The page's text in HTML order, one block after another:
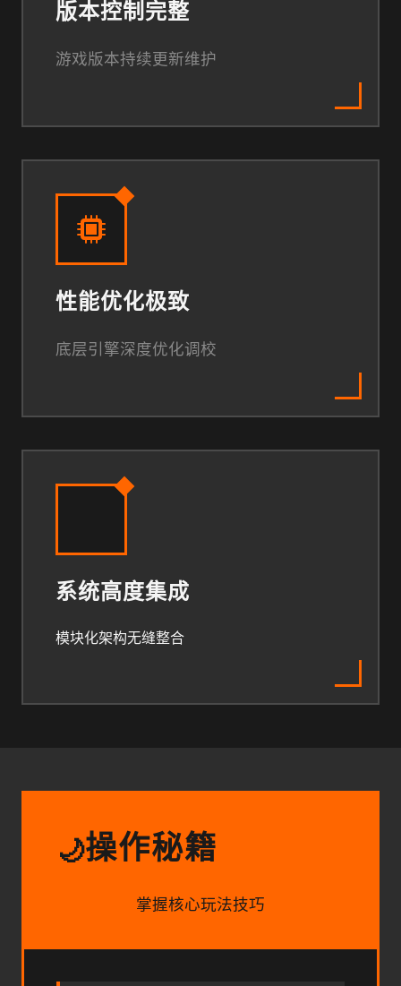
版本控制完整
游戏版本持续更新维护
性能优化极致
底层引擎深度优化调校
系统高度集成
模块化架构无缝整合
🌙操作秘籍
掌握核心玩法技巧